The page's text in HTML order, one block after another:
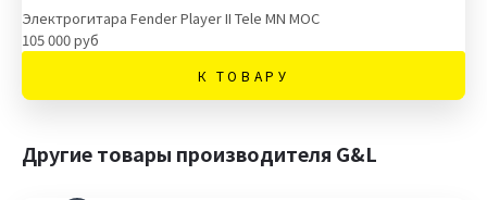
Электрогитара Fender Player II Tele MN MOC
105 000 руб
К ТОВАРУ
Другие товары производителя G&L